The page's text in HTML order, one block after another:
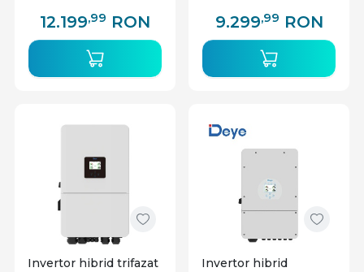
baterii High Voltage
12.199,99 RON
baterii Low Voltage
9.299,99 RON
Invertor hibrid trifazat
Invertor hibrid